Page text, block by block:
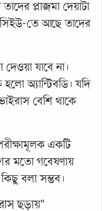
প্লাজমা দেয়াটা
তে আছে তাদের
দেওয়া যাবে না।
হলো অ্যান্টিবডি। যদি
বেশি থাকে
একটি
মতো গবেষণায়
বলা সম্ভব।
ছড়ায়"